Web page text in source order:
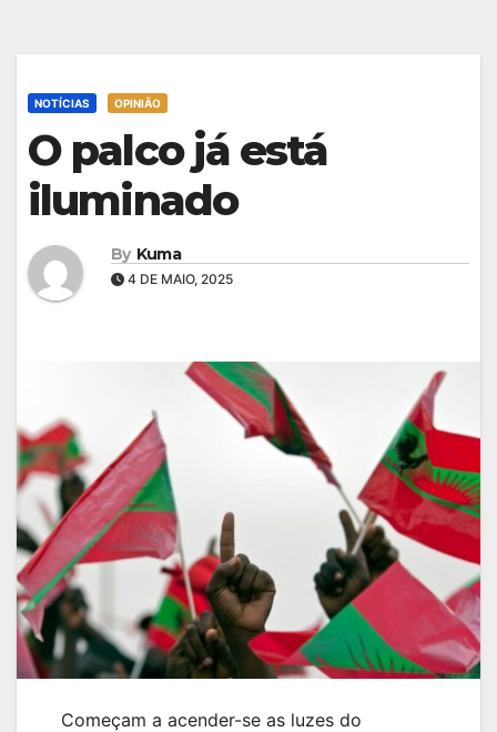
NOTÍCIAS OPINIÃO
O palco já está
iluminado
By Kuma
4 DE MAIO, 2025
Começam a acender-se as luzes do